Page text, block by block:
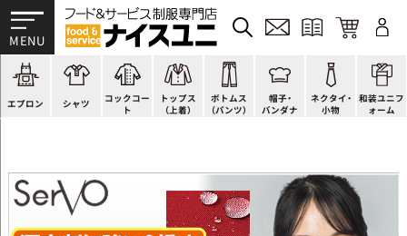
エプロン
かぶり型
スモック風
厨房用
ラップエプロン
シャツ
ピンタック
Tシャツ
ポロシャツ
和風シャツ(Asian)コックコー
ト
ショップコート
スタンダード
ファッション
キッズ
トップス
（上着）
法被(はっぴ)
調理白衣
カットソー
ジャンバー
ボトムス
（パンツ）
イージーパンツ
ワンピース
厨房シューズ
フロアシューズ
帽子・
バンダナ
洋帽子
コック帽
衛生帽子
ヘアネット
ネクタイ・
小物
ネクタイ
蝶ネクタイ
リボン・スカーフ
クロスタイ
和装ユニフ
ォーム
帯
草履、足袋など
着付小物
きもの